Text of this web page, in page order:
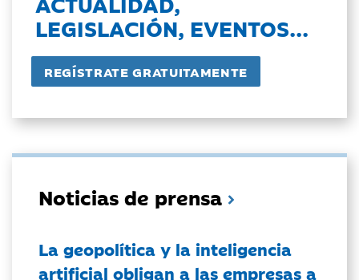
LEGISLACIÓN, EVENTOS...
Noticias de prensa
La geopolítica y la inteligencia
artificial obligan a las empresas a